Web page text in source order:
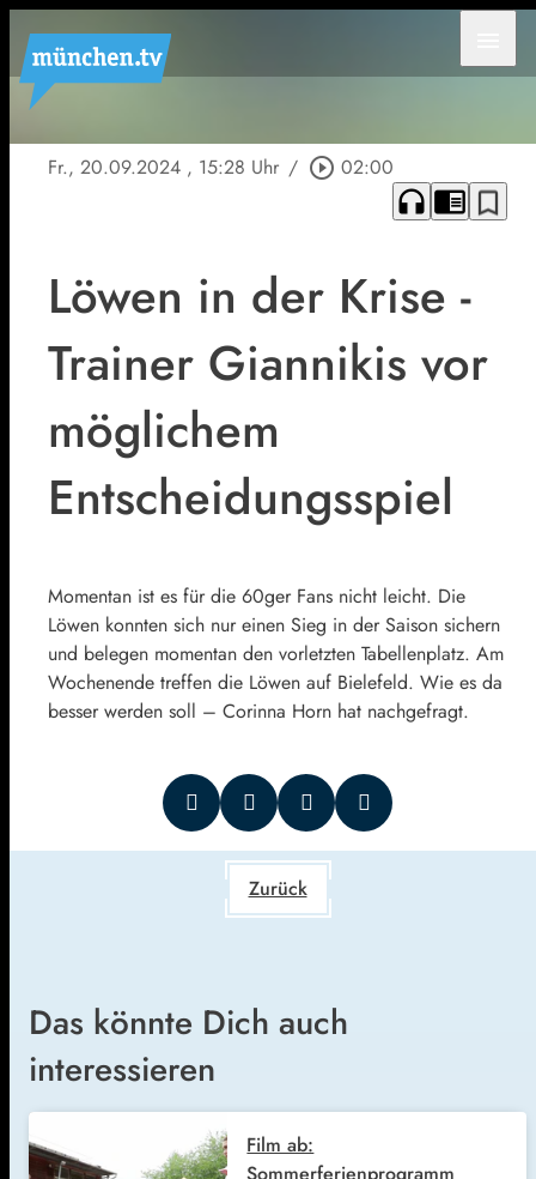
Fr., 20.09.2024 , 15:28 Uhr / play_circle_outline 02:00
headphones chrome_reader_mode bookmark_border
Löwen in der Krise -
Trainer Giannikis vor
möglichem
Entscheidungsspiel
Momentan ist es für die 60ger Fans nicht leicht. Die
Löwen konnten sich nur einen Sieg in der Saison sichern
und belegen momentan den vorletzten Tabellenplatz. Am
Wochenende treffen die Löwen auf Bielefeld. Wie es da
besser werden soll – Corinna Horn hat nachgefragt.
Zurück
Das könnte Dich auch
interessieren
Film ab:
Sommerferienprogramm